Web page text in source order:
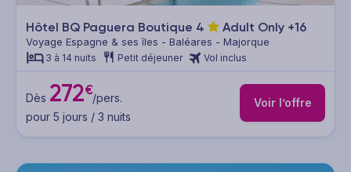
Hôtel BQ Paguera Boutique 4 Adult Only +16
Voyage Espagne & ses îles - Baléares - Majorque
3 à 14 nuits Petit déjeuner Vol inclus
Dès 272€/pers.
pour 5 jours / 3 nuits
Voir l’offre